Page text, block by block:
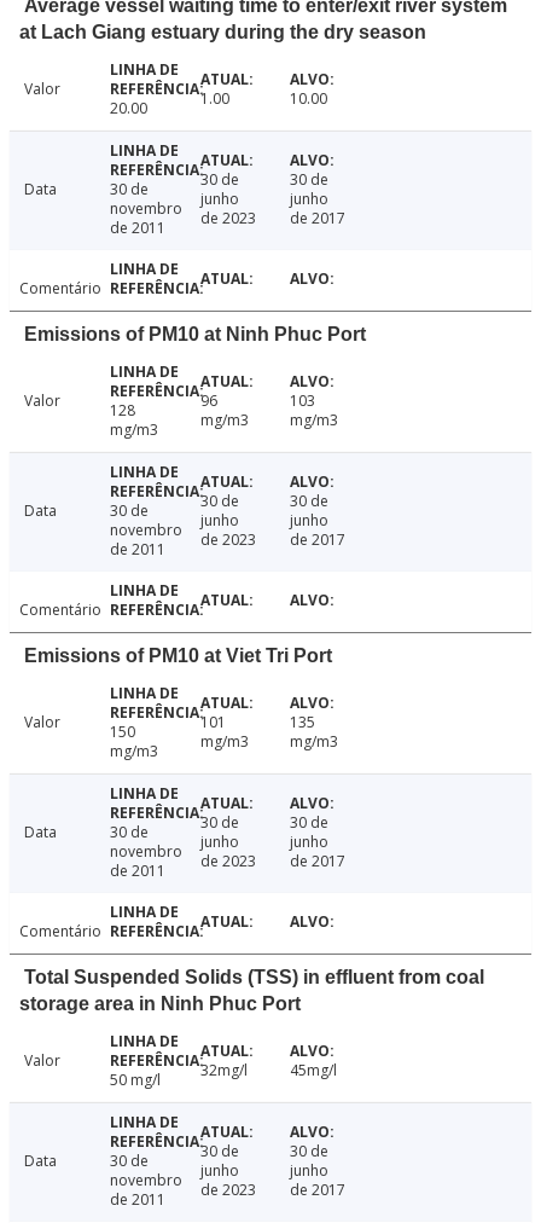
Average vessel waiting time to enter/exit river system
at Lach Giang estuary during the dry season
Valor
20.00
1.00 10.00
Data
30 de
novembro
de 2011
30 de
junho
de 2023
30 de
junho
de 2017
Comentário
Emissions of PM10 at Ninh Phuc Port
Valor
128
mg/m3
96
mg/m3
103
mg/m3
Data
30 de
novembro
de 2011
30 de
junho
de 2023
30 de
junho
de 2017
Comentário
Emissions of PM10 at Viet Tri Port
Valor
150
mg/m3
101
mg/m3
135
mg/m3
Data
30 de
novembro
de 2011
30 de
junho
de 2023
30 de
junho
de 2017
Comentário
Total Suspended Solids (TSS) in effluent from coal
storage area in Ninh Phuc Port
Valor
50 mg/l
32mg/l 45mg/l
Data
30 de
novembro
de 2011
30 de
junho
de 2023
30 de
junho
de 2017